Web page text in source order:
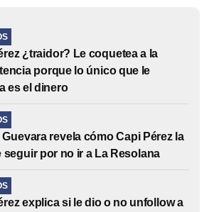
¿traidor? Le coquetea a la
porque lo único que le
es el dinero
revela cómo Capi Pérez la
seguir por no ir a La Resolana
explica si le dio o no unfollow a